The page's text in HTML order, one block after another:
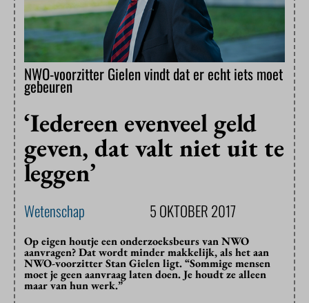
NWO-voorzitter Gielen vindt dat er echt iets moet
gebeuren
‘Iedereen evenveel geld
geven, dat valt niet uit te
leggen’
Wetenschap 5 OKTOBER 2017
Op eigen houtje een onderzoeksbeurs van NWO
aanvragen? Dat wordt minder makkelijk, als het aan
NWO-voorzitter Stan Gielen ligt. “Sommige mensen
moet je geen aanvraag laten doen. Je houdt ze alleen
maar van hun werk.”